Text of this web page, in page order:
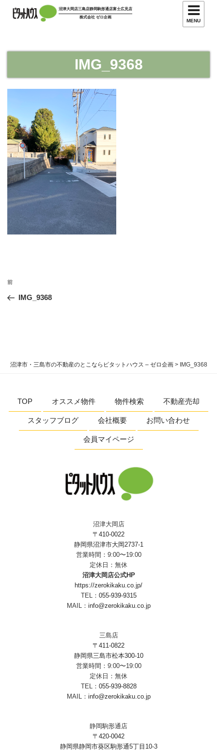
ツ
沼津大岡店三島店静岡駒形通店富士広見店
株式会社 ゼロ企画
MENU
IMG_9368
投
ナ
過
去
前
IMG_9368
沼津市・三島市の不動産のとこならピタットハウス – ゼロ企画> IMG_9368
TOP オススメ物件 物件検索 不動産売却
スタッフブログ 会社概要 お問い合わせ
会員マイページ
沼津大岡店
〒410-0022
静岡県沼津市大岡2737-1
営業時間：9:00〜19:00
定休日：無休
沼津大岡店公式HP
https://zerokikaku.co.jp/
TEL： 055-939-9315
MAIL： info@zerokikaku.co.jp
三島店
〒411-0822
静岡県三島市松本300-10
営業時間：9:00〜19:00
定休日：無休
TEL： 055-939-8828
MAIL： info@zerokikaku.co.jp
静岡駒形通店
〒420-0042
静岡県静岡市葵区駒形通5丁目10-3